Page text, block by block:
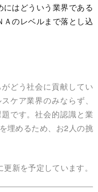
はどういう業界である
のレベルまで落とし込
どう社会に貢献してい
ケア業界のみならず、
です。社会的認識と業
埋めるため、お2人の挑
新を予定しています。